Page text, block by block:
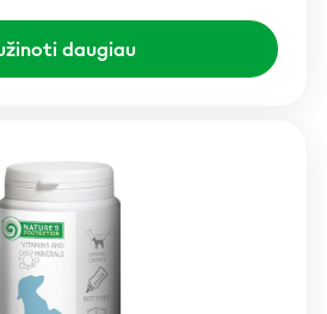
daugiau